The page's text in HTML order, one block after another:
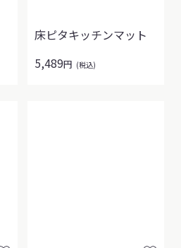
床ピタキッチンマット
5,489円 (税込)